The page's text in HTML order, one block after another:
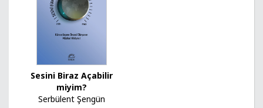
Sesini Biraz Açabilir
miyim?
Serbülent Şengün